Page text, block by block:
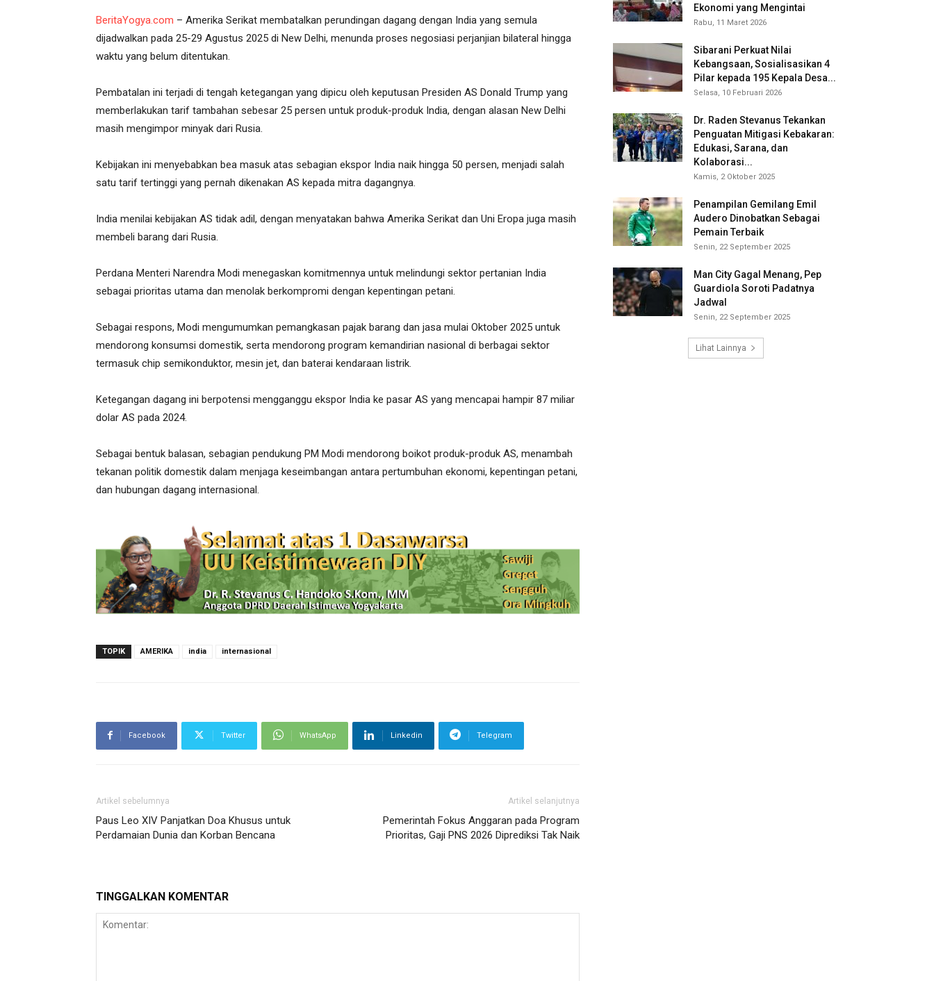
BeritaYogya.com – Amerika Serikat membatalkan perundingan dagang dengan India yang semula
dijadwalkan pada 25-29 Agustus 2025 di New Delhi, menunda proses negosiasi perjanjian bilateral hingga
waktu yang belum ditentukan.
Pembatalan ini terjadi di tengah ketegangan yang dipicu oleh keputusan Presiden AS Donald Trump yang
memberlakukan tarif tambahan sebesar 25 persen untuk produk-produk India, dengan alasan New Delhi
masih mengimpor minyak dari Rusia.
Kebijakan ini menyebabkan bea masuk atas sebagian ekspor India naik hingga 50 persen, menjadi salah
satu tarif tertinggi yang pernah dikenakan AS kepada mitra dagangnya.
India menilai kebijakan AS tidak adil, dengan menyatakan bahwa Amerika Serikat dan Uni Eropa juga masih
membeli barang dari Rusia.
Perdana Menteri Narendra Modi menegaskan komitmennya untuk melindungi sektor pertanian India
sebagai prioritas utama dan menolak berkompromi dengan kepentingan petani.
Sebagai respons, Modi mengumumkan pemangkasan pajak barang dan jasa mulai Oktober 2025 untuk
mendorong konsumsi domestik, serta mendorong program kemandirian nasional di berbagai sektor
termasuk chip semikonduktor, mesin jet, dan baterai kendaraan listrik.
Ketegangan dagang ini berpotensi mengganggu ekspor India ke pasar AS yang mencapai hampir 87 miliar
dolar AS pada 2024.
Sebagai bentuk balasan, sebagian pendukung PM Modi mendorong boikot produk-produk AS, menambah
tekanan politik domestik dalam menjaga keseimbangan antara pertumbuhan ekonomi, kepentingan petani,
dan hubungan dagang internasional.
TOPIK AMERIKA india internasional
Facebook Twitter WhatsApp Linkedin Telegram
Artikel sebelumnya
Paus Leo XIV Panjatkan Doa Khusus untuk
Perdamaian Dunia dan Korban Bencana
Artikel selanjutnya
Pemerintah Fokus Anggaran pada Program
Prioritas, Gaji PNS 2026 Diprediksi Tak Naik
TINGGALKAN KOMENTAR
Ekonomi yang Mengintai
Rabu, 11 Maret 2026
Sibarani Perkuat Nilai
Kebangsaan, Sosialisasikan 4
Pilar kepada 195 Kepala Desa...
Selasa, 10 Februari 2026
Dr. Raden Stevanus Tekankan
Penguatan Mitigasi Kebakaran:
Edukasi, Sarana, dan
Kolaborasi...
Kamis, 2 Oktober 2025
Penampilan Gemilang Emil
Audero Dinobatkan Sebagai
Pemain Terbaik
Senin, 22 September 2025
Man City Gagal Menang, Pep
Guardiola Soroti Padatnya
Jadwal
Senin, 22 September 2025
Lihat Lainnya